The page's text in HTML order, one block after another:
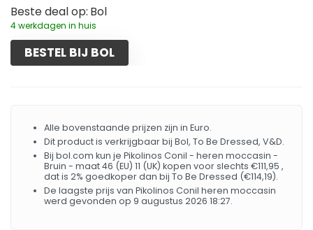
Beste deal op: Bol
4 werkdagen in huis
BESTEL BIJ BOL
Alle bovenstaande prijzen zijn in Euro.
Dit product is verkrijgbaar bij Bol, To Be Dressed, V&D.
Bij bol.com kun je Pikolinos Conil - heren moccasin -
Bruin - maat 46 (EU) 11 (UK) kopen voor slechts €111,95 ,
dat is 2% goedkoper dan bij To Be Dressed (€114,19).
De laagste prijs van Pikolinos Conil heren moccasin
werd gevonden op 9 augustus 2026 18:27.